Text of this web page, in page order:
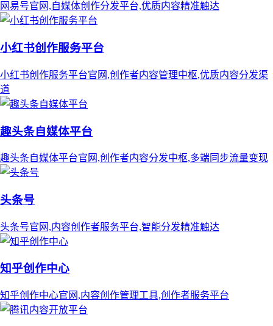
网易号官网,自媒体创作分发平台,优质内容精准触达
小红书创作服务平台
小红书创作服务平台官网,创作者内容管理中枢,优质内容分发渠
道
趣头条自媒体平台
趣头条自媒体平台官网,创作者内容分发中枢,多端同步流量变现
头条号
头条号官网,内容创作者服务平台,智能分发精准触达
知乎创作中心
知乎创作中心官网,内容创作管理工具,创作者服务平台